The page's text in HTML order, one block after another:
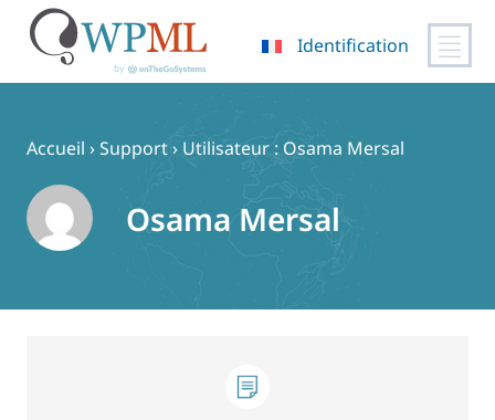
contenu
Identification
Accueil ›Support› Utilisateur : Osama Mersal
Osama Mersal